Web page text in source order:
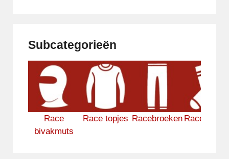
Subcategorieën
Race
bivakmuts
Race topjes Racebroeken Race